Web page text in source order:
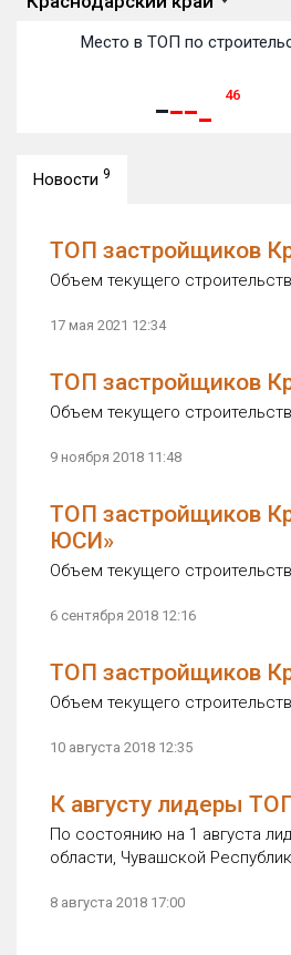
Место в ТОП по
46
Новости 9
ТОП застройщиков
Объем текущего
17 мая 2021 12:34
ТОП застройщиков
Объем текущего
9 ноября 2018 11:48
ТОП застройщиков
ЮСИ»
Объем текущего
6 сентября 2018 12:16
ТОП застройщиков
Объем текущего
10 августа 2018 12:35
К августу лидеры
По состоянию на 1 августа
области, Чувашской
8 августа 2018 17:00